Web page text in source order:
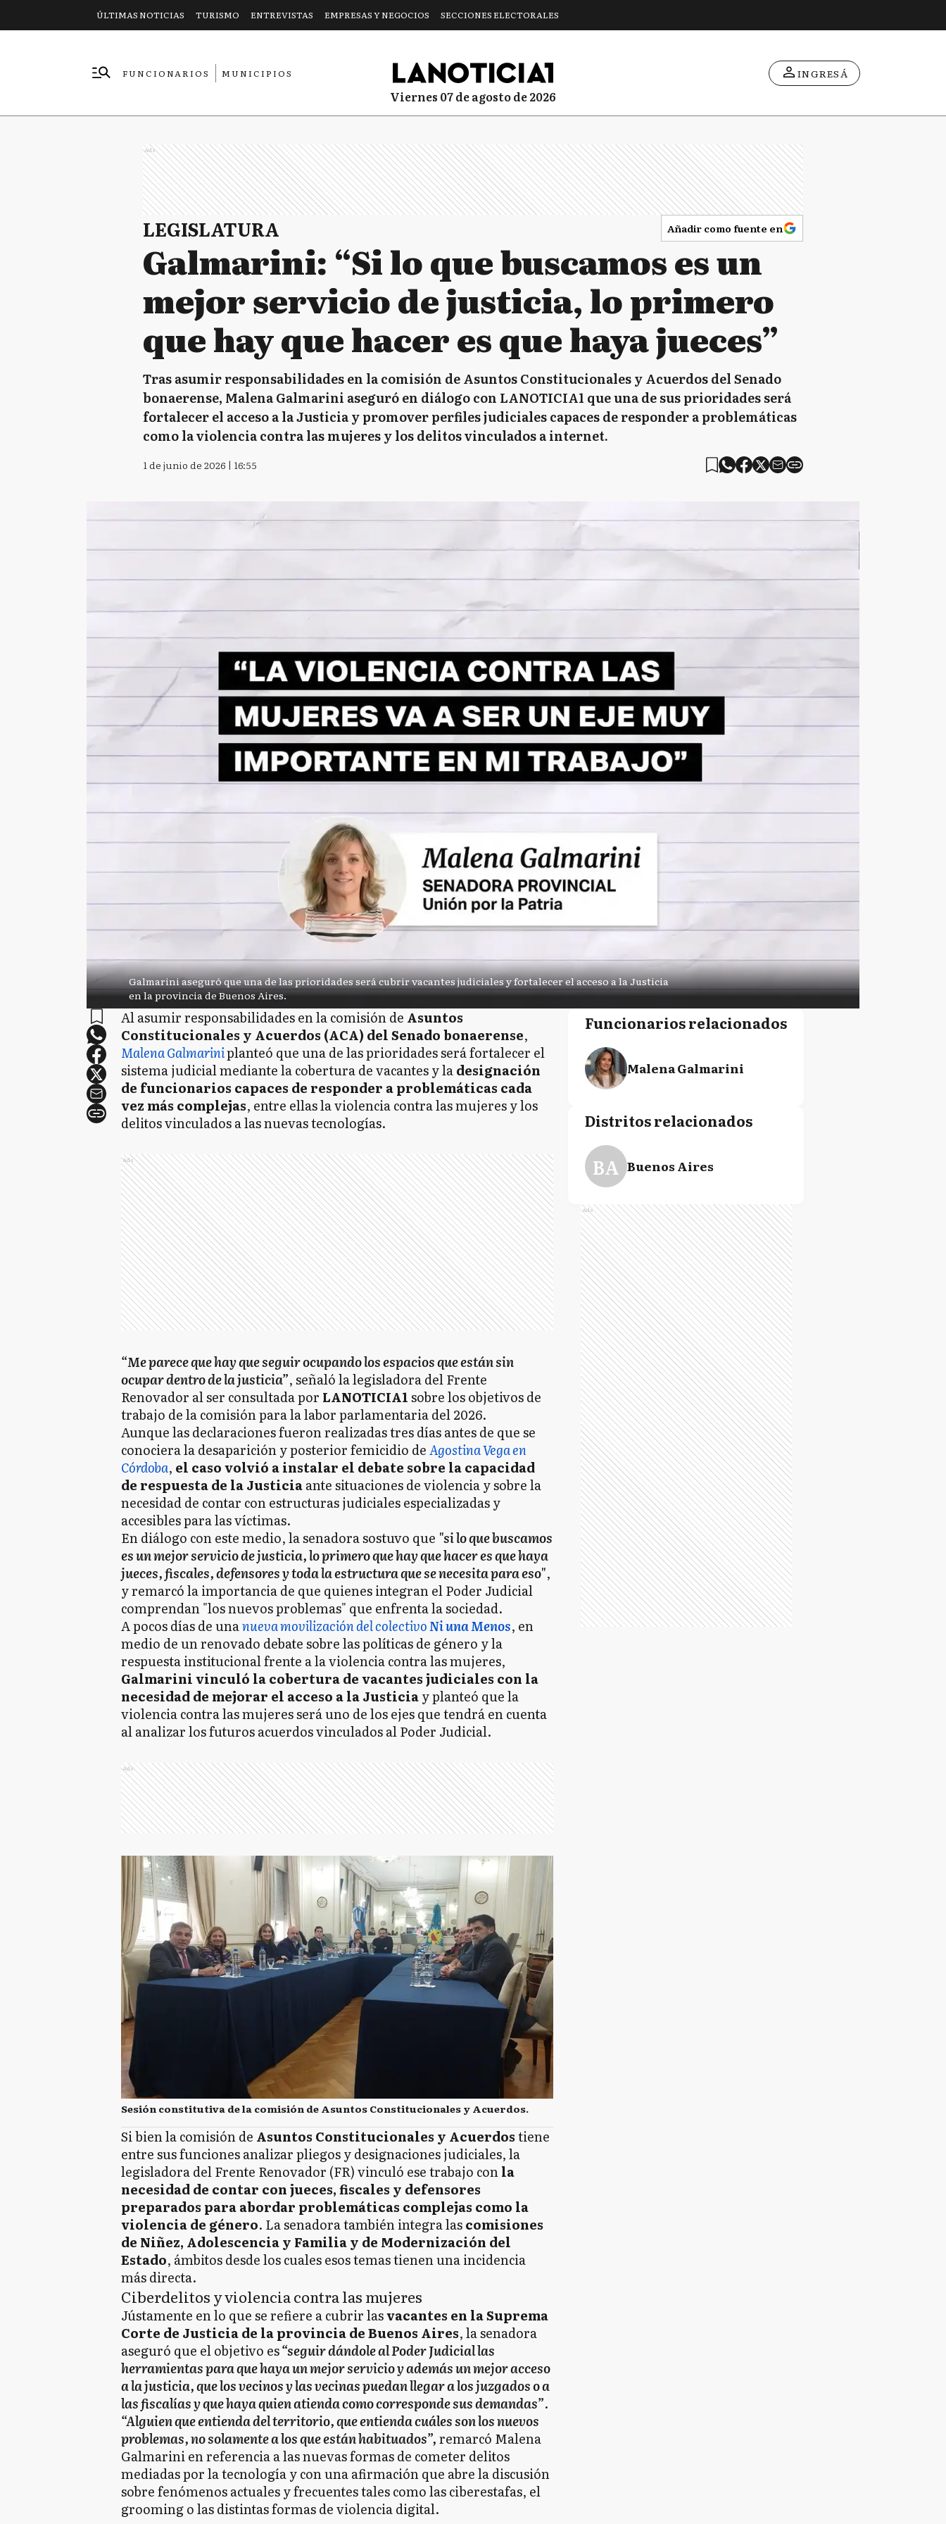
ÚLTIMAS NOTICIAS TURISMO ENTREVISTAS EMPRESAS Y NEGOCIOS SECCIONES ELECTORALES
FUNCIONARIOS
MUNICIPIOS
viernes 07 de agosto de 2026
INGRESÁ
Ads
LEGISLATURA Añadir como fuente en
Galmarini: “Si lo que buscamos es un
mejor servicio de justicia, lo primero
que hay que hacer es que haya jueces”
Tras asumir responsabilidades en la comisión de Asuntos Constitucionales y Acuerdos del Senado
bonaerense, Malena Galmarini aseguró en diálogo con LANOTICIA1 que una de sus prioridades será
fortalecer el acceso a la Justicia y promover perfiles judiciales capaces de responder a problemáticas
como la violencia contra las mujeres y los delitos vinculados a internet.
1 de junio de 2026 | 16:55
Galmarini aseguró que una de las prioridades será cubrir vacantes judiciales y fortalecer el acceso a la Justicia
en la provincia de Buenos Aires.
Al asumir responsabilidades en la comisión de Asuntos
Constitucionales y Acuerdos (ACA) del Senado bonaerense,
Malena Galmariniplanteó que una de las prioridades será fortalecer el
sistema judicial mediante la cobertura de vacantes y ladesignación
de funcionarios capaces de responder a problemáticas cada
vez más complejas, entre ellas la violencia contra las mujeres y los
delitos vinculados a las nuevas tecnologías.
Ads
“Me parece que hay que seguir ocupando los espacios que están sin
ocupar dentro de la justicia”, señaló la legisladora del Frente
Renovador al ser consultada por LANOTICIA1sobre los objetivos de
trabajo de la comisión para la labor parlamentaria del 2026.
Aunque las declaraciones fueron realizadas tres días antes de que se
conociera la desaparición y posterior femicidio deAgostina Vega en
Córdoba, el caso volvió a instalar el debate sobre la capacidad
de respuesta de la Justiciaante situaciones de violencia y sobre la
necesidad de contar con estructuras judiciales especializadas y
accesibles para las víctimas.
En diálogo con este medio, la senadora sostuvo que "si lo que buscamos
es un mejor servicio de justicia, lo primero que hay que hacer es que haya
jueces, fiscales, defensores y toda la estructura que se necesita para eso",
y remarcó la importancia de que quienes integran el Poder Judicial
comprendan "los nuevos problemas" que enfrenta la sociedad.
A pocos días de unanueva movilización del colectivoNi una Menos, en
medio de un renovado debate sobre las políticas de género y la
respuesta institucional frente a la violencia contra las mujeres,
Galmarini vinculó la cobertura de vacantes judiciales con la
necesidad de mejorar el acceso a la Justiciay planteó quela
violencia contra las mujeres será uno de los ejes que tendrá en cuenta
al analizar los futuros acuerdos vinculados al Poder Judicial.
Ads
Sesión constitutiva de la comisión de Asuntos Constitucionales y Acuerdos.
Si bien la comisión de Asuntos Constitucionales y Acuerdostiene
entre sus funciones analizar pliegos y designaciones judiciales, la
legisladora del Frente Renovador (FR) vinculó ese trabajo conla
necesidad de contar con jueces, fiscales y defensores
preparados para abordar problemáticas complejas como la
violencia de género. La senadora también integra lascomisiones
de Niñez, Adolescencia y Familia y de Modernización del
Estado, ámbitos desde los cuales esos temas tienen una incidencia
más directa.
Ciberdelitos y violencia contra las mujeres
Jústamente en lo que se refiere a cubrir lasvacantes en la Suprema
Corte de Justicia de la provincia de Buenos Aires, la senadora
aseguró que el objetivo es“seguir dándole al Poder Judicial las
herramientas para que haya un mejor servicio y además un mejor acceso
a la justicia, que los vecinos y las vecinas puedan llegar a los juzgados o a
las fiscalías y que haya quien atienda como corresponde sus demandas”.
“Alguien que entienda del territorio, que entienda cuáles son los nuevos
problemas, no solamente a los que están habituados”,remarcó Malena
Galmarini en referencia a las nuevas formas de cometer delitos
mediadas por la tecnología y con una afirmación que abre la discusión
sobre fenómenos actuales y frecuentes tales como las ciberestafas, el
grooming o las distintas formas de violencia digital.
Funcionarios relacionados
Malena Galmarini
Distritos relacionados
BA Buenos Aires
Ads